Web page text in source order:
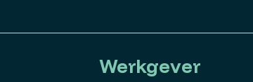
Werkgever